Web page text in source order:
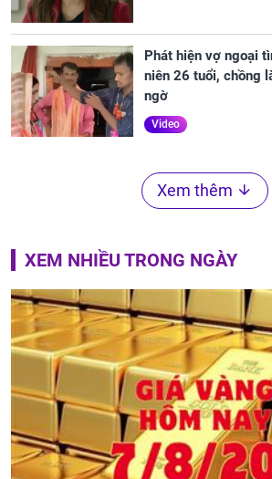
Phát hiện vợ ngoại
niên 26 tuổi, chồng
ngờ
Video
Xem thêm
XEM NHIỀU TRONG NGÀY